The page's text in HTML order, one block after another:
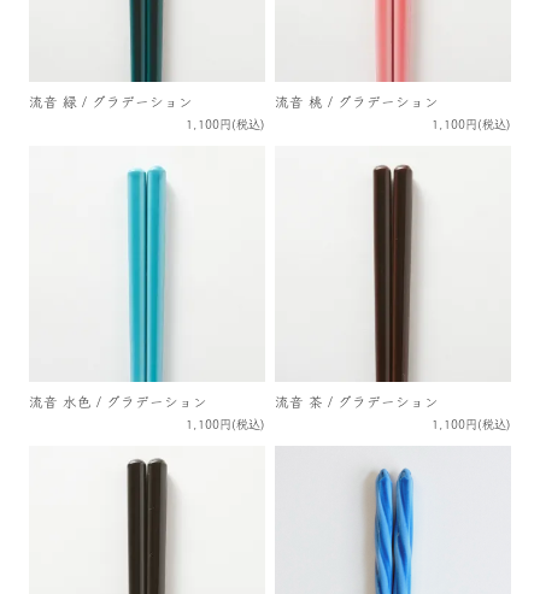
流音 緑 / グラデーション
1,100円(税込)
流音 桃 / グラデーション
1,100円(税込)
流音 水色 / グラデーション
1,100円(税込)
流音 茶 / グラデーション
1,100円(税込)